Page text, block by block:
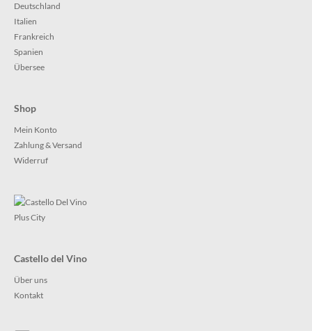
Deutschland
Italien
Frankreich
Spanien
Übersee
Shop
Mein Konto
Zahlung & Versand
Widerruf
Castello del Vino
Über uns
Kontakt